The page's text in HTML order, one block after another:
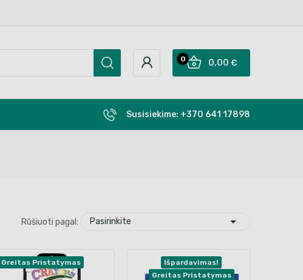
0,00 €
0
Susisiekime: +370 641 17898
Rūšiuoti pagal: Pasirinkite 
Greitas Pristatymas
Išpardavimas!
Greitas Pristatymas